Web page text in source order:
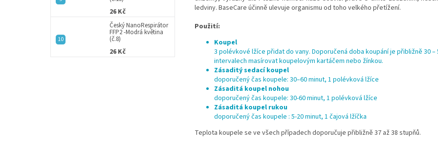
26 Kč
Český NanoRespirátor
FFP2 -Modrá květina
(č.8)
26 Kč
ledviny. BaseCare účinně ulevuje organismu od toho velkého přetížení.
Použití:
Koupel
3 polévkové lžíce přidat do vany. Doporučená doba koupání je přibližně 30
intervalech masírovat koupelovým kartáčem nebo žínkou.
Zásaditý sedací koupel
doporučený čas koupele: 30–60 minut, 1 polévková lžíce
Zásaditá koupel nohou
doporučený čas koupele: 30-60 minut, 1 polévková lžíce
Zásaditá koupel rukou
doporučený čas koupele : 5-20 minut, 1 čajová lžíčka
Teplota koupele se ve všech případech doporučuje přibližně 37 až 38 stupňů.